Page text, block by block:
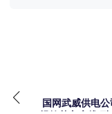
国网武威供电公